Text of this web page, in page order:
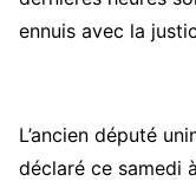
ennuis avec la
L’ancien député
déclaré ce samedi